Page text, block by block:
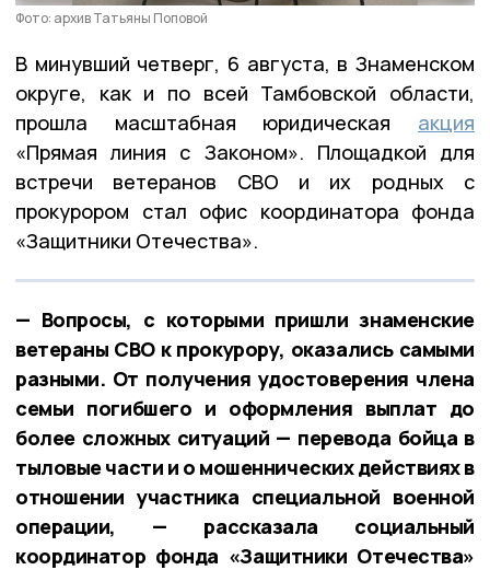
Фото: архив Татьяны Поповой
В минувший четверг, 6 августа, в Знаменском
округе, как и по всей Тамбовской области,
прошла масштабная юридическая акция
«Прямая линия с Законом». Площадкой для
встречи ветеранов СВО и их родных с
прокурором стал офис координатора фонда
«Защитники Отечества».
— Вопросы, с которыми пришли знаменские
ветераны СВО к прокурору, оказались самыми
разными. От получения удостоверения члена
семьи погибшего и оформления выплат до
более сложных ситуаций — перевода бойца в
тыловые части и о мошеннических действиях в
отношении участника специальной военной
операции, — рассказала социальный
координатор фонда «Защитники Отечества»